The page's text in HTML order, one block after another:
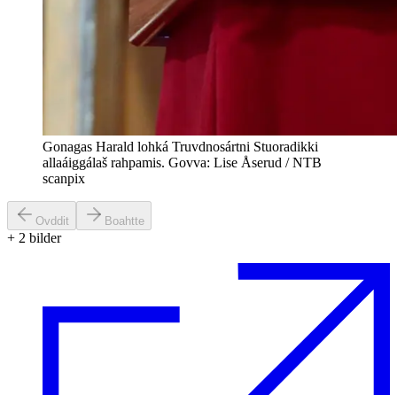
Gonagas Harald lohká Truvdnosártni Stuoradikki
allaáiggálaš rahpamis. Govva: Lise Åserud / NTB
scanpix
Ovddit Boahtte
+ 2 bilder